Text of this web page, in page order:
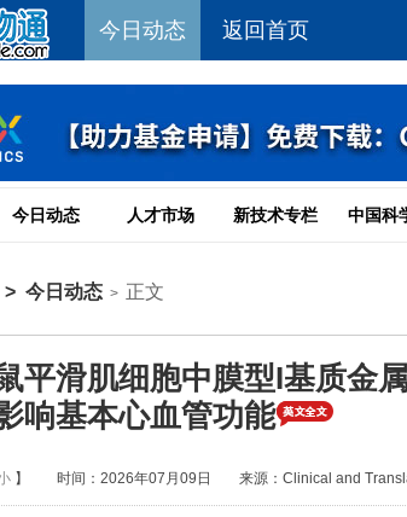
今日动态 返回首页
今日动态 人才市场 新技术专栏 中国科
> 今日动态 > 正文
平滑肌细胞中膜型I基质金
响基本心血管功能
】 时间：2026年07月09日 来源：Clinical and